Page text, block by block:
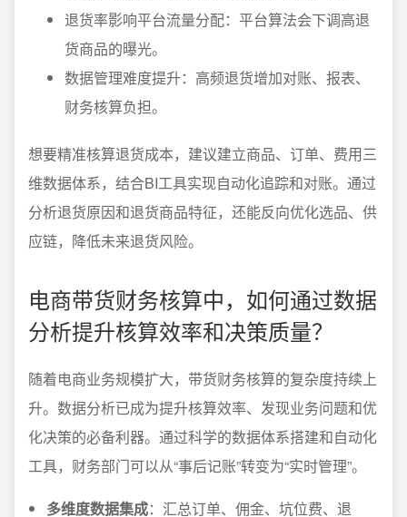
退货率影响平台流量分配：平台算法会下调高退
货商品的曝光。
数据管理难度提升：高频退货增加对账、报表、
财务核算负担。
想要精准核算退货成本，建议建立商品、订单、费用三
维数据体系，结合BI工具实现自动化追踪和对账。通过
分析退货原因和退货商品特征，还能反向优化选品、供
应链，降低未来退货风险。
电商带货财务核算中，如何通过数据
分析提升核算效率和决策质量？
随着电商业务规模扩大，带货财务核算的复杂度持续上
升。数据分析已成为提升核算效率、发现业务问题和优
化决策的必备利器。通过科学的数据体系搭建和自动化
工具，财务部门可以从“事后记账”转变为“实时管理”。
多维度数据集成：汇总订单、佣金、坑位费、退